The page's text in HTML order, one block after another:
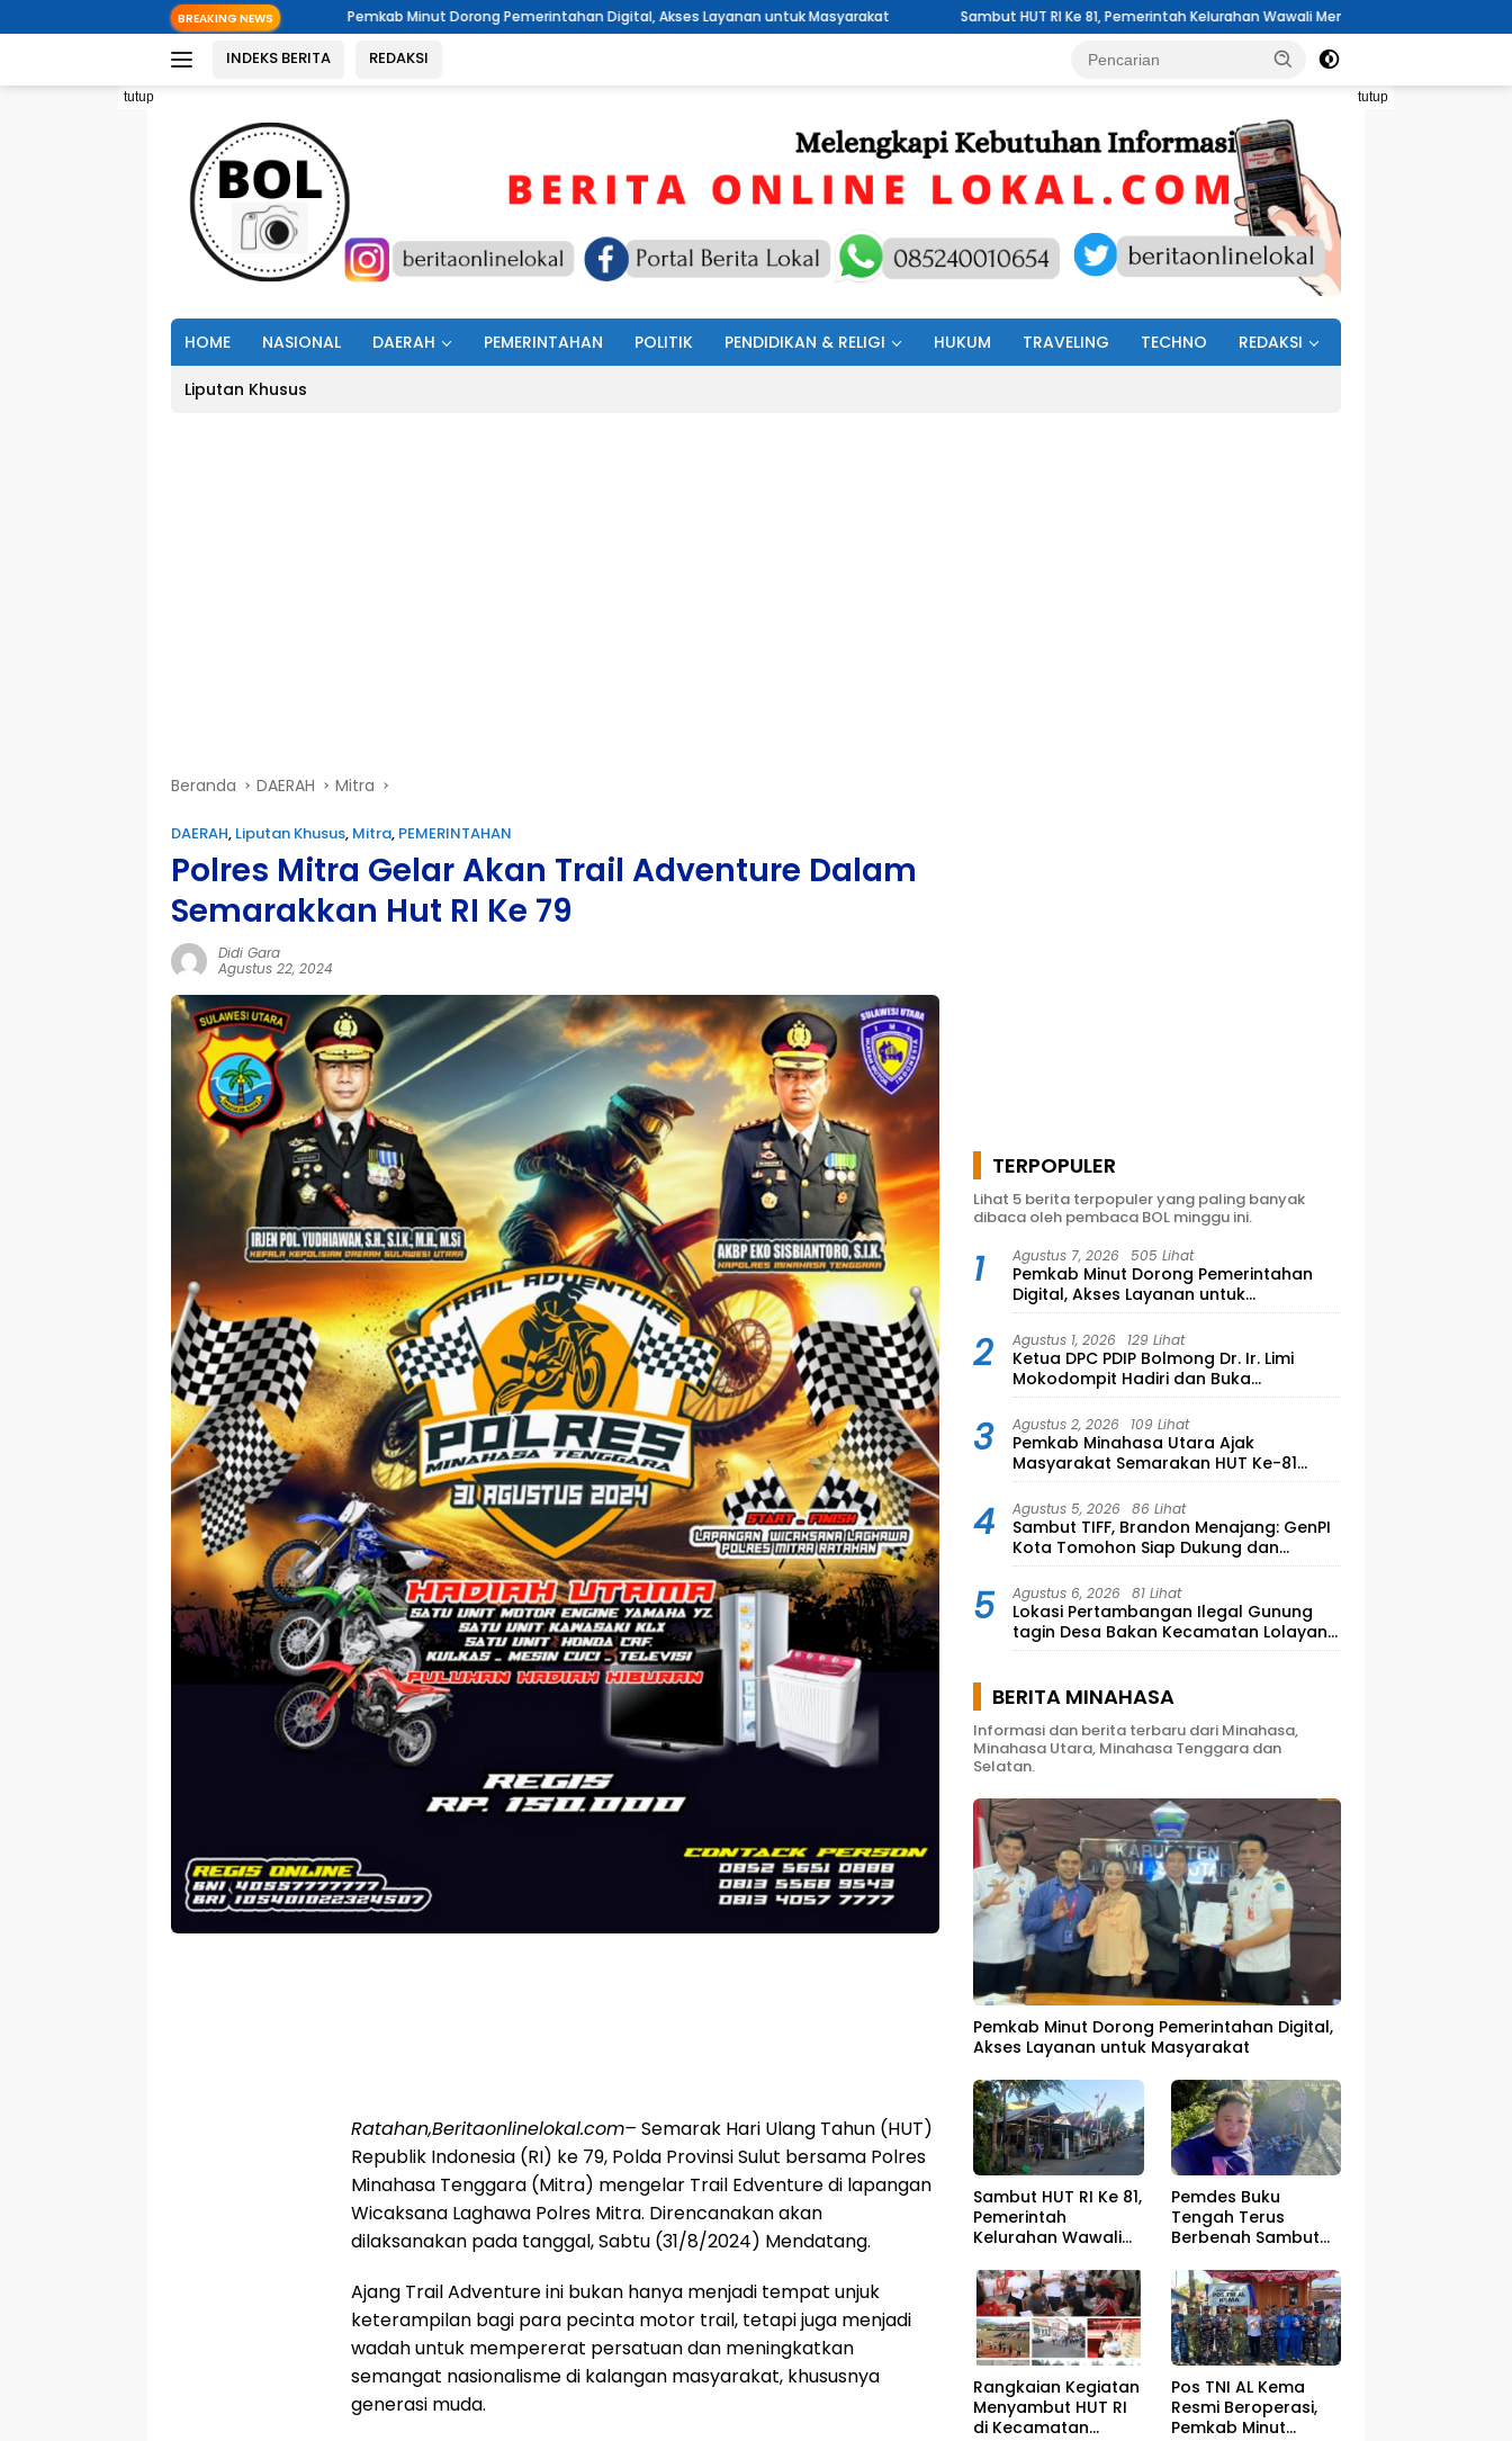
ke
BREAKING NEWS
Pemkab Minut Dorong Pemerintahan Digital, Akses Layanan untuk Masyarakat Sambut HUT RI Ke 81, Pemerintah Kelurahan Wawali Mengelar Jumat Bersih
INDEKS BERITA REDAKSI
tutup tutup
HOME NASIONAL DAERAH PEMERINTAHAN POLITIK PENDIDIKAN & RELIGI HUKUM TRAVELING TECHNO REDAKSI
Liputan Khusus
Beranda DAERAH Mitra
DAERAH, Liputan Khusus, Mitra, PEMERINTAHAN
Polres Mitra Gelar Akan Trail Adventure Dalam
Semarakkan Hut RI Ke 79
Didi Gara
Agustus 22, 2024
Ratahan,Beritaonlinelokal.com– Semarak Hari Ulang Tahun (HUT)
Republik Indonesia (RI) ke 79, Polda Provinsi Sulut bersama Polres
Minahasa Tenggara (Mitra) mengelar Trail Edventure di lapangan
Wicaksana Laghawa Polres Mitra. Direncanakan akan
dilaksanakan pada tanggal, Sabtu (31/8/2024) Mendatang.
Ajang Trail Adventure ini bukan hanya menjadi tempat unjuk
keterampilan bagi para pecinta motor trail, tetapi juga menjadi
wadah untuk mempererat persatuan dan meningkatkan
semangat nasionalisme di kalangan masyarakat, khususnya
generasi muda.
TERPOPULER
Lihat 5 berita terpopuler yang paling banyak
dibaca oleh pembaca BOL minggu ini.
1 Agustus 7, 2026 505 Lihat
Pemkab Minut Dorong Pemerintahan
Digital, Akses Layanan untuk
Masyarakat
2 Agustus 1, 2026 129 Lihat
Ketua DPC PDIP Bolmong Dr. Ir. Limi
Mokodompit Hadiri dan Buka
Musyawarah Ranting Se-Kecamatan
Lolayan
3 Agustus 2, 2026 109 Lihat
Pemkab Minahasa Utara Ajak
Masyarakat Semarakan HUT Ke-81
Kemerdekaan RI
4 Agustus 5, 2026 86 Lihat
Sambut TIFF, Brandon Menajang: ​GenPI
Kota Tomohon Siap Dukung dan
Sukseskan TIFF 2026
5 Agustus 6, 2026 81 Lihat
Lokasi Pertambangan Ilegal Gunung
tagin Desa Bakan Kecamatan Lolayan
Kabupaten Bolaang Mongondow di
TIPEDTER MABES POLRI
BERITA MINAHASA
Informasi dan berita terbaru dari Minahasa,
Minahasa Utara, Minahasa Tenggara dan
Selatan.
Pemkab Minut Dorong Pemerintahan Digital,
Akses Layanan untuk Masyarakat
Sambut HUT RI Ke 81,
Pemerintah
Kelurahan Wawali
Bersih
Pemdes Buku
Tengah Terus
Berbenah Sambut
Rangkaian Kegiatan
Menyambut HUT RI
di Kecamatan
Pos TNI AL Kema
Resmi Beroperasi,
Pemkab Minut